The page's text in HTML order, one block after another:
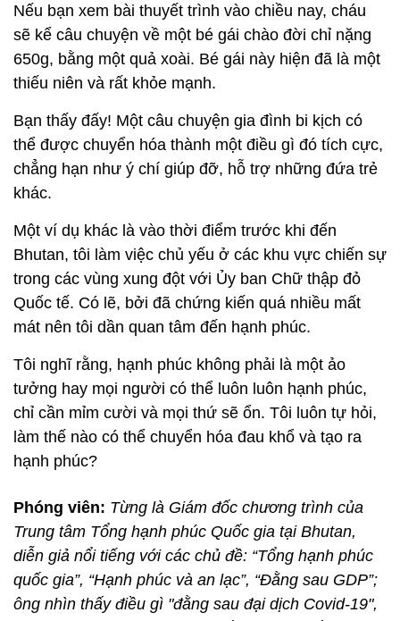
Nếu bạn xem bài thuyết trình vào chiều nay, cháu
sẽ kể câu chuyện về một bé gái chào đời chỉ nặng
650g, bằng một quả xoài. Bé gái này hiện đã là một
thiếu niên và rất khỏe mạnh.
Bạn thấy đấy! Một câu chuyện gia đình bi kịch có
thể được chuyển hóa thành một điều gì đó tích cực,
chẳng hạn như ý chí giúp đỡ, hỗ trợ những đứa trẻ
khác.
Một ví dụ khác là vào thời điểm trước khi đến
Bhutan, tôi làm việc chủ yếu ở các khu vực chiến sự
trong các vùng xung đột với Ủy ban Chữ thập đỏ
Quốc tế. Có lẽ, bởi đã chứng kiến quá nhiều mất
mát nên tôi dần quan tâm đến hạnh phúc.
Tôi nghĩ rằng, hạnh phúc không phải là một ảo
tưởng hay mọi người có thể luôn luôn hạnh phúc,
chỉ cần mỉm cười và mọi thứ sẽ ổn. Tôi luôn tự hỏi,
làm thế nào có thể chuyển hóa đau khổ và tạo ra
hạnh phúc?
Phóng viên: Từng là Giám đốc chương trình của
Trung tâm Tổng hạnh phúc Quốc gia tại Bhutan,
diễn giả nổi tiếng với các chủ đề: “Tổng hạnh phúc
quốc gia”, “Hạnh phúc và an lạc”, “Đằng sau GDP”;
ông nhìn thấy điều gì "đằng sau đại dịch Covid-19",